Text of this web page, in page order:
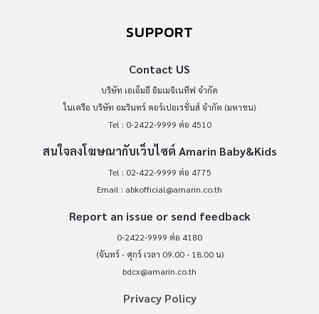
SUPPORT
Contact US
บริษัท เอเอ็มอี อิมเมจิเนทีฟ จำกัด
ในเครือ บริษัท อมรินทร์ คอร์เปอเรชั่นส์ จำกัด (มหาชน)
Tel : 0-2422-9999 ต่อ 4510
สนใจลงโฆษณากับเว็บไซต์ Amarin Baby&Kids
Tel : 02-422-9999 ต่อ 4775
Email : abkofficial@amarin.co.th
Report an issue or send feedback
0-2422-9999 ต่อ 4180
(จันทร์ - ศุกร์ เวลา 09.00 - 18.00 น)
bdcx@amarin.co.th
Privacy Policy